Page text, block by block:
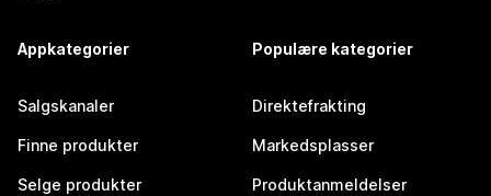
Appkategorier
Salgskanaler
Finne produkter
Selge produkter
Populære kategorier
Direktefrakting
Markedsplasser
Produktanmeldelser